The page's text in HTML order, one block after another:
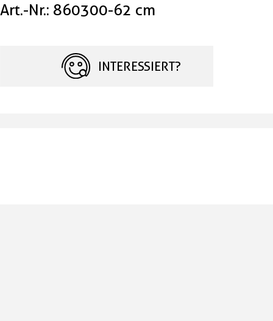
Art.-Nr.: 860300-62 cm
INTERESSIERT?